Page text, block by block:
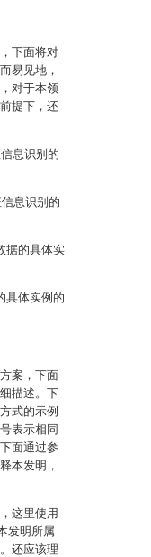
下面将对
易见地，
对于本领
提下，还
息识别的
息识别的
据的具体实
具体实例的
案，下面
描述。下
式的示例
表示相同
面通过参
本发明，
这里使用
发明所属
还应该理